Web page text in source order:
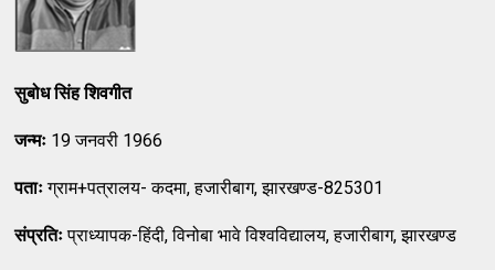
सुबोध सिंह शिवगीत
जन्मः 19 जनवरी 1966
पताःग्राम+पत्रालय- कदमा, हजारीबाग, झारखण्ड-825301
संप्रतिःप्राध्यापक-हिंदी, विनोबा भावे विश्वविद्यालय, हजारीबाग, झारखण्ड